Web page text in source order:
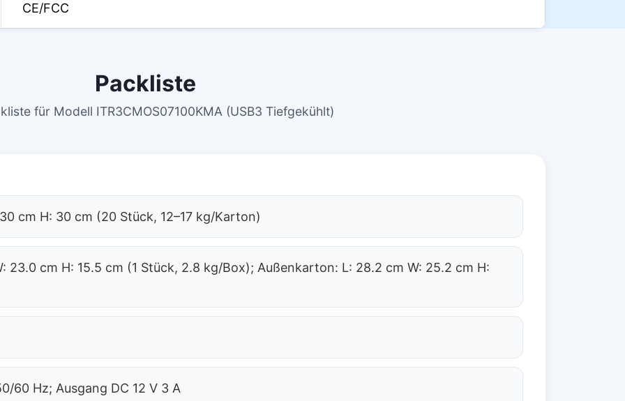
CE/FCC
Packliste
für Modell ITR3CMOS07100KMA (USB3 Tiefgekühlt)
cm H: 30 cm (20 Stück, 12–17 kg/Karton)
23.0 cm H: 15.5 cm (1 Stück, 2.8 kg/Box); Außenkarton: L: 28.2 cm W: 25.2 cm H:
60 Hz; Ausgang DC 12 V 3 A